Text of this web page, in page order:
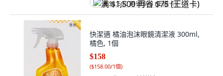
满 $1,500 再省 $75 (王道卡)
快潔適 橘油泡沫眼鏡清潔液 300ml,
橘色, 1個
$158
($158.00/1個)